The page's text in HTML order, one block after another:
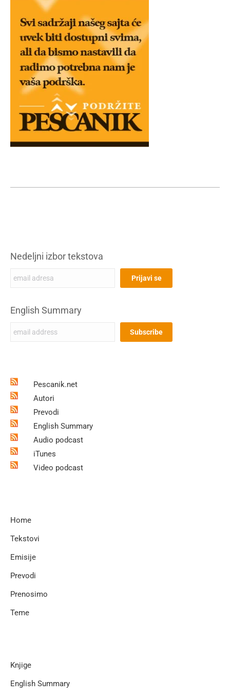
Nedeljni izbor tekstova
English Summary
Pescanik.net
Autori
Prevodi
English Summary
Audio podcast
iTunes
Video podcast
Home
Tekstovi
Emisije
Prevodi
Prenosimo
Teme
Knjige
English Summary